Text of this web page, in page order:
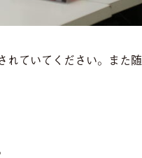
れていてください。また随